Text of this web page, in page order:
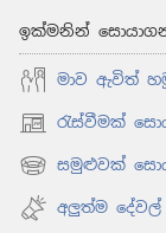
ඉක්මනින්
මාව ඇවිත්
රැස්වීමක්
(opens
new
window)
සමුළුවක්
(opens
new
window)
අලුත්ම දේවල්